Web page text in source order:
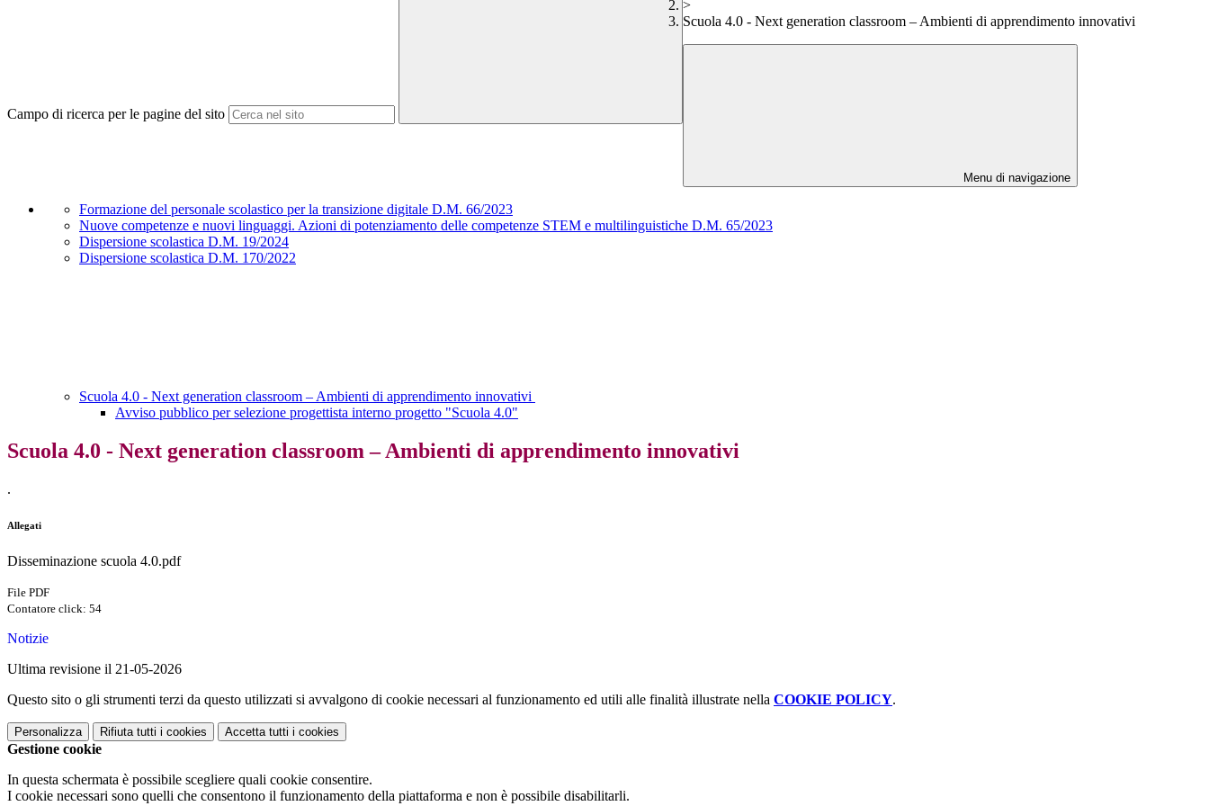
Campo di ricerca per le pagine del sito
>
Scuola 4.0 - Next generation classroom – Ambienti di apprendimento innovativi
Menu di navigazione
Formazione del personale scolastico per la transizione digitale D.M. 66/2023
Nuove competenze e nuovi linguaggi. Azioni di potenziamento delle competenze STEM e multilinguistiche D.M. 65/2023
Dispersione scolastica D.M. 19/2024
Dispersione scolastica D.M. 170/2022
Scuola 4.0 - Next generation classroom – Ambienti di apprendimento innovativi
Avviso pubblico per selezione progettista interno progetto "Scuola 4.0"
Scuola 4.0 - Next generation classroom – Ambienti di apprendimento innovativi
.
Allegati
Disseminazione scuola 4.0.pdf
File PDF
Contatore click: 54
Notizie
Ultima revisione il 21-05-2026
Questo sito o gli strumenti terzi da questo utilizzati si avvalgono di cookie necessari al funzionamento ed utili alle finalità illustrate nella COOKIE POLICY.
Personalizza Rifiuta tutti i cookies Accetta tutti i cookies
Gestione cookie
In questa schermata è possibile scegliere quali cookie consentire.
I cookie necessari sono quelli che consentono il funzionamento della piattaforma e non è possibile disabilitarli.